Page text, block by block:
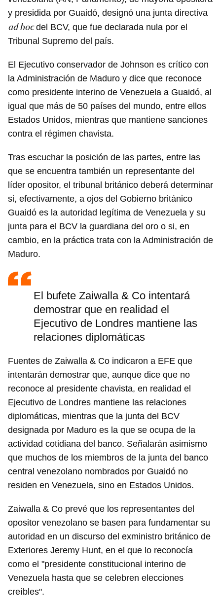
y presidida por Guaidó, designó una junta directiva
ad hocdel BCV, que fue declarada nula por el
Tribunal Supremo del país.
El Ejecutivo conservador de Johnson es crítico con
la Administración de Maduro y dice que reconoce
como presidente interino de Venezuela a Guaidó, al
igual que más de 50 países del mundo, entre ellos
Estados Unidos, mientras que mantiene sanciones
contra el régimen chavista.
Tras escuchar la posición de las partes, entre las
que se encuentra también un representante del
líder opositor, el tribunal británico deberá determinar
si, efectivamente, a ojos del Gobierno británico
Guaidó es la autoridad legítima de Venezuela y su
junta para el BCV la guardiana del oro o si, en
cambio, en la práctica trata con la Administración de
Maduro.
El bufete Zaiwalla & Co intentará
demostrar que en realidad el
Ejecutivo de Londres mantiene las
relaciones diplomáticas
Fuentes de Zaiwalla & Co indicaron a EFE que
intentarán demostrar que, aunque dice que no
reconoce al presidente chavista, en realidad el
Ejecutivo de Londres mantiene las relaciones
diplomáticas, mientras que la junta del BCV
designada por Maduro es la que se ocupa de la
actividad cotidiana del banco. Señalarán asimismo
que muchos de los miembros de la junta del banco
central venezolano nombrados por Guaidó no
residen en Venezuela, sino en Estados Unidos.
Zaiwalla & Co prevé que los representantes del
opositor venezolano se basen para fundamentar su
autoridad en un discurso del exministro británico de
Exteriores Jeremy Hunt, en el que lo reconocía
como el "presidente constitucional interino de
Venezuela hasta que se celebren elecciones
creíbles".